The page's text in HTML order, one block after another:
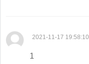
2021-11-17 19:58:10
1